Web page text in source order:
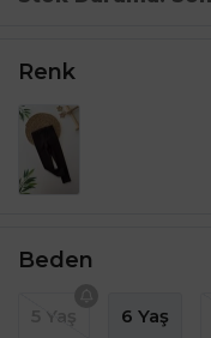
Renk
Beden
6 Yaş